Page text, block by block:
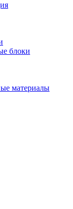
блоки
материалы